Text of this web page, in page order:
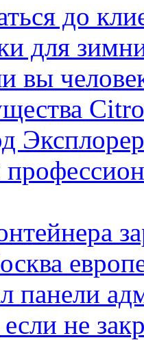
до
для
вы
панели
не